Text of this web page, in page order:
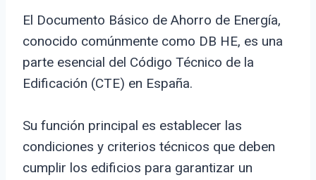
El Documento Básico de Ahorro de Energía,
conocido comúnmente como DB HE, es una
parte esencial del Código Técnico de la
Edificación (CTE) en España.
Su función principal es establecer las
condiciones y criterios técnicos que deben
cumplir los edificios para garantizar un